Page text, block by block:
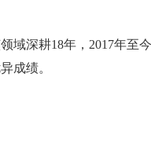
域深耕18年，2017年至
成绩。